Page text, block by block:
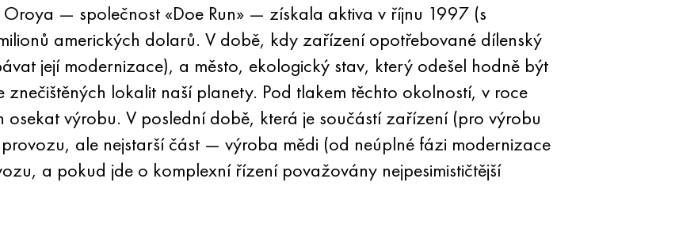
— společnost «Doe Run» — získala aktiva v říjnu 1997 (s
amerických dolarů. V době, kdy zařízení opotřebované dílenský
její modernizace), a město, ekologický stav, který odešel hodně být
lokalit naší planety. Pod tlakem těchto okolností, v roce
osekat výrobu. V poslední době, která je součástí zařízení (pro výrobu
ale nejstarší část — výroba mědi (od neúplné fázi modernizace
a pokud jde o komplexní řízení považovány nejpesimističtější